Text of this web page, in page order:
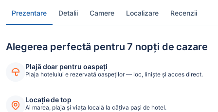
Prezentare Detalii Camere Localizare Recenzii
Alegerea perfectă pentru 7 nopți de cazare
Plajă doar pentru oaspeți
Plaja hotelului e rezervată oaspeților — loc, liniște și acces direct.
Locație de top
Ai marea, plaja și viața locală la câțiva pași de hotel.